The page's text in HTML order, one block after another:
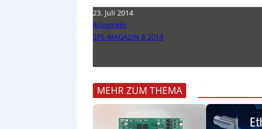
23. Juli 2014
Allgemein
SPS-MAGAZIN 8 2014
MEHR ZUM THEMA